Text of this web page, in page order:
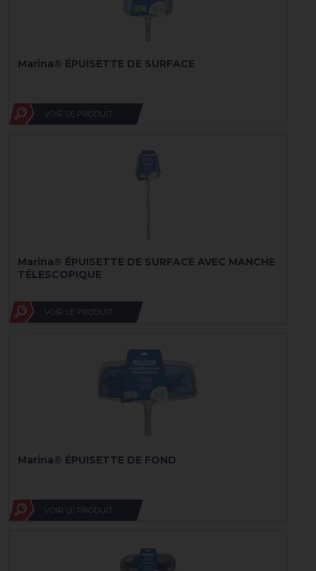
Marina® ÉPUISETTE DE SURFACE
VOIR LE PRODUIT
Marina® ÉPUISETTE DE SURFACE AVEC MANCHE
TÉLESCOPIQUE
VOIR LE PRODUIT
Marina® ÉPUISETTE DE FOND
VOIR LE PRODUIT